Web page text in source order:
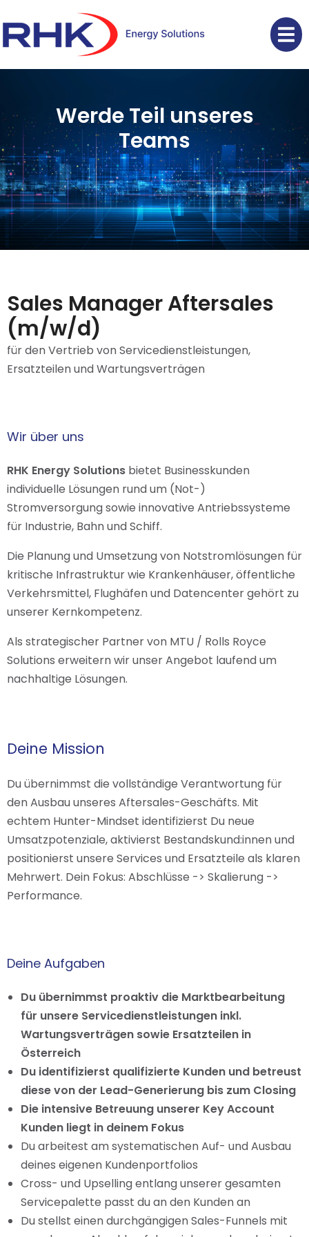
Werde Teil unseres
Teams
Sales Manager Aftersales
(m/w/d)
für den Vertrieb von Servicedienstleistungen,
Ersatzteilen und Wartungsverträgen
Wir über uns
RHK Energy Solutions bietet Businesskunden
individuelle Lösungen rund um (Not-)
Stromversorgung sowie innovative Antriebssysteme
für Industrie, Bahn und Schiff.
Die Planung und Umsetzung von Notstromlösungen für
kritische Infrastruktur wie Krankenhäuser, öffentliche
Verkehrsmittel, Flughäfen und Datencenter gehört zu
unserer Kernkompetenz.
Als strategischer Partner von MTU / Rolls Royce
Solutions erweitern wir unser Angebot laufend um
nachhaltige Lösungen.
Deine Mission
Du übernimmst die vollständige Verantwortung für
den Ausbau unseres Aftersales-Geschäfts. Mit
echtem Hunter-Mindset identifizierst Du neue
Umsatzpotenziale, aktivierst Bestandskund:innen und
positionierst unsere Services und Ersatzteile als klaren
Mehrwert. Dein Fokus: Abschlüsse -> Skalierung ->
Performance.
Deine Aufgaben
Du übernimmst proaktiv die Marktbearbeitung
für unsere Servicedienstleistungen inkl.
Wartungsverträgen sowie Ersatzteilen in
Österreich
Du identifizierst qualifizierte Kunden und betreust
diese von der Lead-Generierung bis zum Closing
Die intensive Betreuung unserer Key Account
Kunden liegt in deinem Fokus
Du arbeitest am systematischen Auf- und Ausbau
deines eigenen Kundenportfolios
Cross- und Upselling entlang unserer gesamten
Servicepalette passt du an den Kunden an
Du stellst einen durchgängigen Sales-Funnels mit